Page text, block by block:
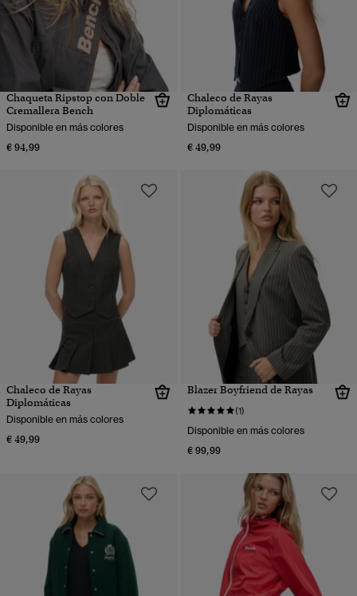
Chaqueta Ripstop con Doble
Cremallera Bench
Disponible en más colores
€ 94,99
Chaleco de Rayas
Diplomáticas
Disponible en más colores
€ 49,99
Chaleco de Rayas
Diplomáticas
Disponible en más colores
€ 49,99
Blazer Boyfriend de Rayas
(1)
Disponible en más colores
€ 99,99